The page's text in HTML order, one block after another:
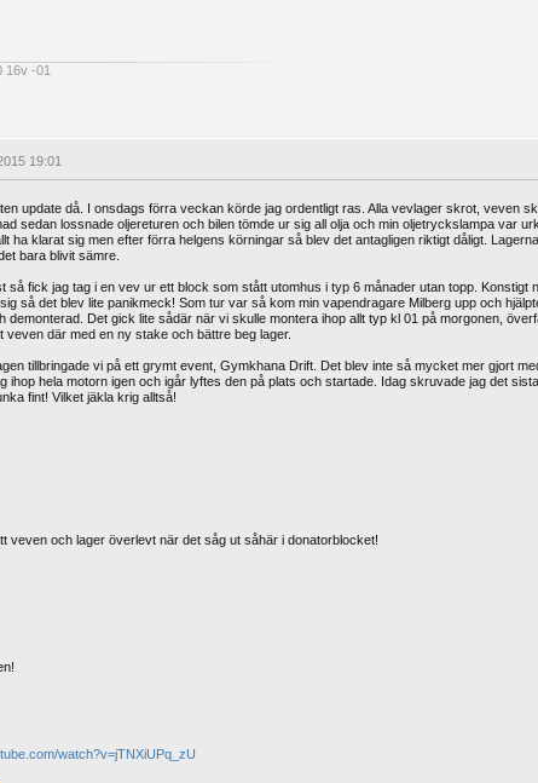
16v -01
19:01
update då. I onsdags förra veckan körde jag ordentligt ras. Alla vevlager skrot, veven
sedan lossnade oljereturen och bilen tömde ur sig all olja och min oljetryckslampa var
ha klarat sig men efter förra helgens körningar så blev det antagligen riktigt dåligt.
bara blivit sämre.
så fick jag tag i en vev ur ett block som stått utomhus i typ 6 månader utan topp. Konstigt
så det blev lite panikmeck! Som tur var så kom min vapendragare Milberg upp och
demonterad. Det gick lite sådär när vi skulle montera ihop allt typ kl 01 på morgonen,
veven där med en ny stake och bättre beg lager.
tillbringade vi på ett grymt event, Gymkhana Drift. Det blev inte så mycket mer gjort
ihop hela motorn igen och igår lyftes den på plats och startade. Idag skruvade jag det
fint! Vilket jäkla krig alltså!
veven och lager överlevt när det såg ut såhär i donatorblocket!
watch?v=jTNXiUPq_zU